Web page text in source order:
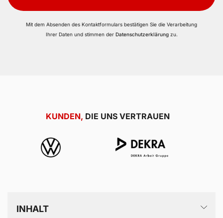
Mit dem Absenden des Kontaktformulars bestätigen Sie die Verarbeitung
Ihrer Daten und stimmen der Datenschutzerklärungzu.
KUNDEN, DIE UNS VERTRAUEN
INHALT